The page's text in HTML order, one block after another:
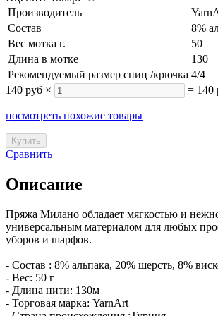
Производитель
Состав
8%
Вес мотка г.
50
Длина в мотке
130
Рекомендуемый размер спиц /крючка 4/4
140 руб × = 140
посмотреть похожие товары
Сравнить
Описание
Пряжа Милано обладает мягкостью и
универсальным материалом для любых
уборов и шарфов.
- Состав : 8% альпака, 20% шерсть, 8%
- Вес: 50 г
- Длина нити: 130м
- Торговая марка: YarnArt